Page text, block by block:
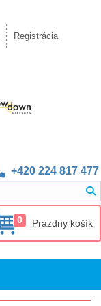
Registrácia
+420 224 817 477
0 Prázdny košík